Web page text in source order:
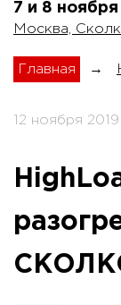
7 и 8 ноября
Москва,
Главная →
12 ноября 2019